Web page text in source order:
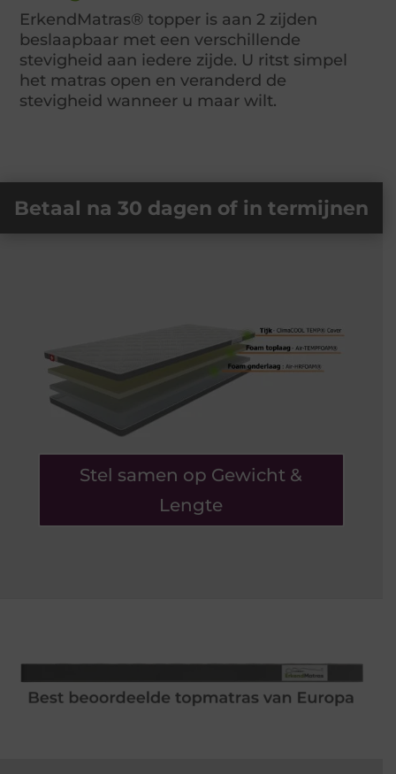
ErkendMatras® topper is aan 2 zijden
beslaapbaar met een verschillende
stevigheid aan iedere zijde. U ritst simpel
het matras open en veranderd de
stevigheid wanneer u maar wilt.
Betaal na 30 dagen of in termijnen
Stel samen op Gewicht &
Lengte